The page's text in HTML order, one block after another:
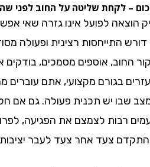
לקחת שליטה על החוב לפני שהוא
לפועל אינו גזרה שאי אפשר
התייחסות רצינית ופעולה
אוספים מסמכים, בודקים את
בגורם מקצועי, אתם עוברים
יש תכנית פעולה. גם אם חלק
לצמצם את הפגיעה, לפרוס
צעד אחר צעד לעבר יציבות